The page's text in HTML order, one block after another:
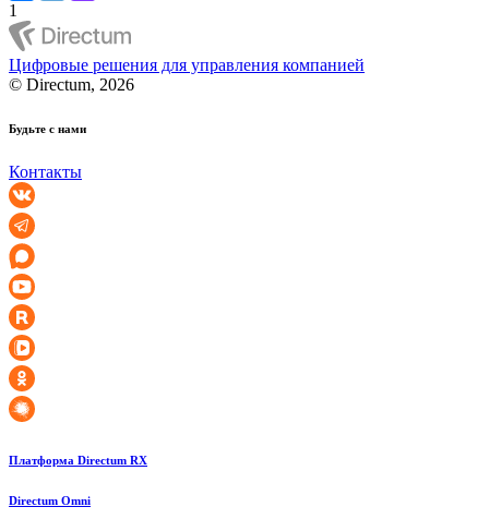
1
Цифровые решения для управления компанией
© Directum, 2026
Будьте с нами
Контакты
Платформа Directum RX
Directum Omni